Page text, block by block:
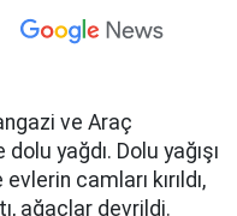
ve Araç
yağdı. Dolu yağışı
camları kırıldı,
ağaçlar devrildi.